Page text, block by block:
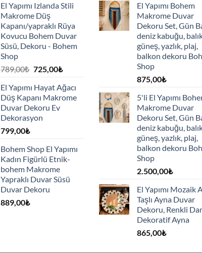
El Yapımı Izlanda Stili
Makrome Düş
Kapanı/yapraklı Rüya
Kovucu Bohem Duvar
Süsü, Dekoru - Bohem
Shop
789,00₺ Orijinal
789,00₺.
725,00₺Şu
fiyat:
725,00₺.
El Yapımı Hayat Ağacı
Düş Kapanı Makrome
Duvar Dekoru Ev
Dekorasyon
799,00₺
Bohem Shop El Yapımı
Kadın Figürlü Etnik-
bohem Makrome
Yapraklı Duvar Süsü
Duvar Dekoru
889,00₺
El Yapımı Bohem
Makrome Duvar
Dekoru Set, Gün
deniz kabuğu,
güneş, yazlık, plaj,
balkon dekoru
Shop
875,00₺
5'li El Yapımı
Makrome Duvar
Dekoru Set, Gün
deniz kabuğu,
güneş, yazlık, plaj,
balkon dekoru
Shop
2.500,00₺
El Yapımı Mozaik
Taşlı Ayna Duvar
Dekoru, Renkli
Dekoratif Ayna
865,00₺